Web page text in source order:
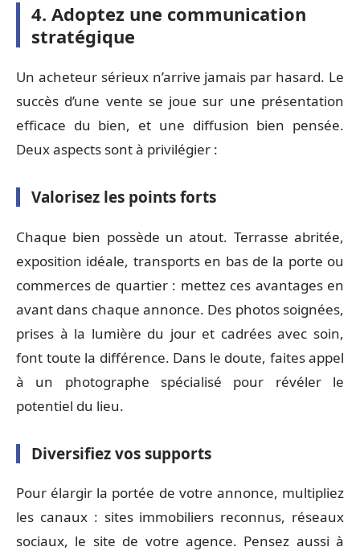
4. Adoptez une communication
stratégique
Un acheteur sérieux n’arrive jamais par hasard. Le
succès d’une vente se joue sur une présentation
efficace du bien, et une diffusion bien pensée.
Deux aspects sont à privilégier :
Valorisez les points forts
Chaque bien possède un atout. Terrasse abritée,
exposition idéale, transports en bas de la porte ou
commerces de quartier : mettez ces avantages en
avant dans chaque annonce. Des photos soignées,
prises à la lumière du jour et cadrées avec soin,
font toute la différence. Dans le doute, faites appel
à un photographe spécialisé pour révéler le
potentiel du lieu.
Diversifiez vos supports
Pour élargir la portée de votre annonce, multipliez
les canaux : sites immobiliers reconnus, réseaux
sociaux, le site de votre agence. Pensez aussi à